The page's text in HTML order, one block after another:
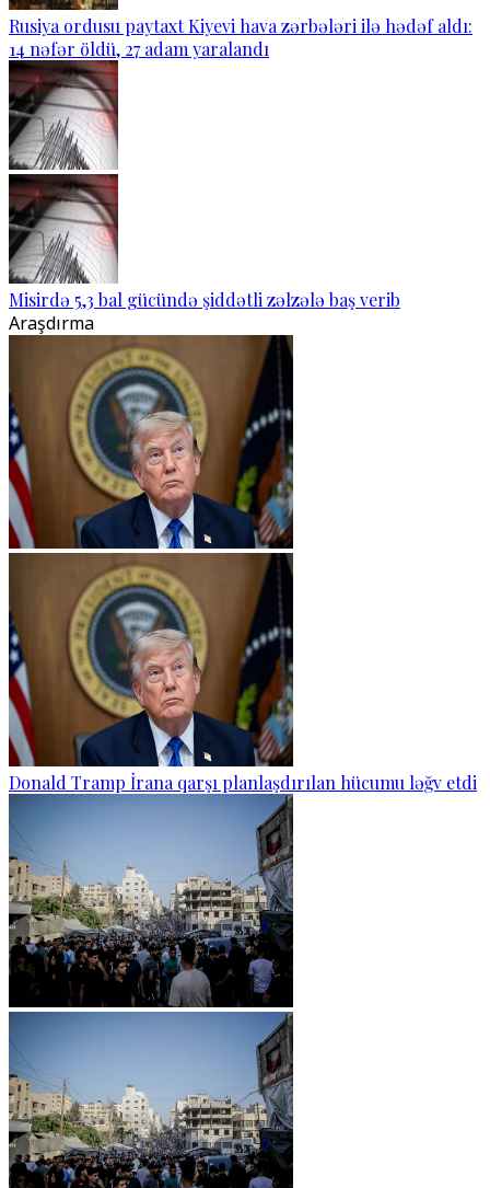
Rusiya ordusu paytaxt Kiyevi hava zərbələri ilə hədəf aldı:
14 nəfər öldü, 27 adam yaralandı
Misirdə 5,3 bal gücündə şiddətli zəlzələ baş verib
Araşdırma
Donald Tramp İrana qarşı planlaşdırılan hücumu ləğv etdi